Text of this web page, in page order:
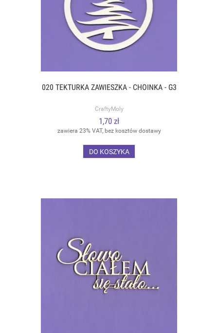
020 TEKTURKA ZAWIESZKA - CHOINKA - G3
CraftyMoly
1,70 zł
zawiera 23% VAT, bez kosztów dostawy
DO KOSZYKA